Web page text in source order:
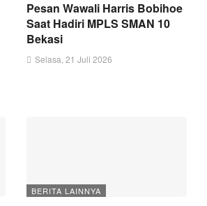
Pesan Wawali Harris Bobihoe
Saat Hadiri MPLS SMAN 10
Bekasi
Selasa, 21 Juli 2026
BERITA LAINNYA